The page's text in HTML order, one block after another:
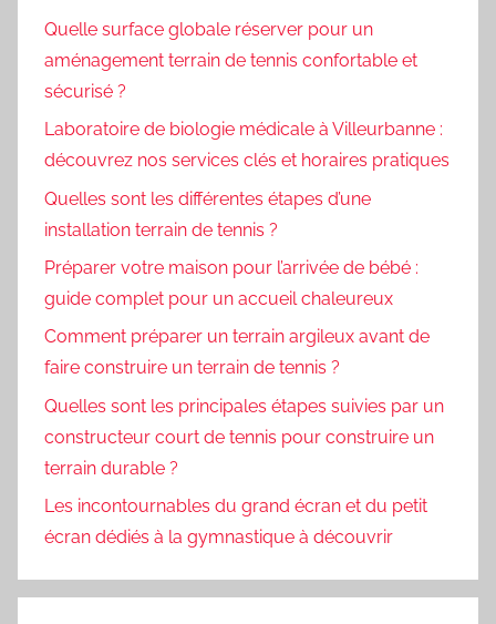
Quelle surface globale réserver pour un
aménagement terrain de tennis confortable et
sécurisé ?
Laboratoire de biologie médicale à Villeurbanne :
découvrez nos services clés et horaires pratiques
Quelles sont les différentes étapes d’une
installation terrain de tennis ?
Préparer votre maison pour l’arrivée de bébé :
guide complet pour un accueil chaleureux
Comment préparer un terrain argileux avant de
faire construire un terrain de tennis ?
Quelles sont les principales étapes suivies par un
constructeur court de tennis pour construire un
terrain durable ?
Les incontournables du grand écran et du petit
écran dédiés à la gymnastique à découvrir